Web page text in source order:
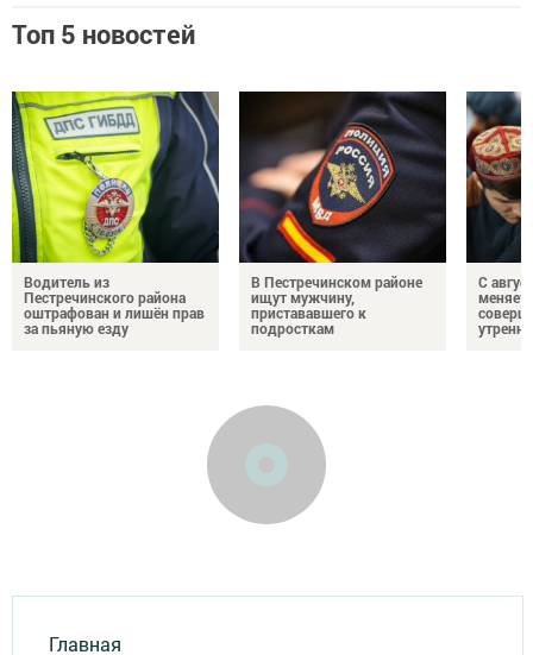
Топ 5 новостей
Водитель из
Пестречинского района
оштрафован и лишён прав
за пьяную езду
В Пестречинском районе
ищут мужчину,
пристававшего к
подросткам
С
Главная